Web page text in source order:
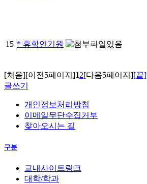
15 * 휴학연기원
[처음][이전5페이지]12[다음5페이지][끝]
글쓰기
개인정보처리방침
이메일무단수집거부
찾아오시는 길
구분
교내사이트링크
대학/학과